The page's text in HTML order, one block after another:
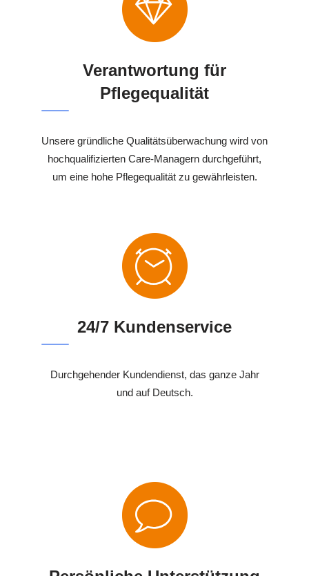
Verantwortung für
Pflegequalität
Unsere gründliche Qualitätsüberwachung wird von
hochqualifizierten Care-Managern durchgeführt,
um eine hohe Pflegequalität zu gewährleisten.
24/7 Kundenservice
Durchgehender Kundendienst, das ganze Jahr
und auf Deutsch.